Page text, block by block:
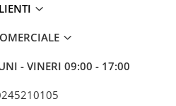
- VINERI 09:00 - 17:00